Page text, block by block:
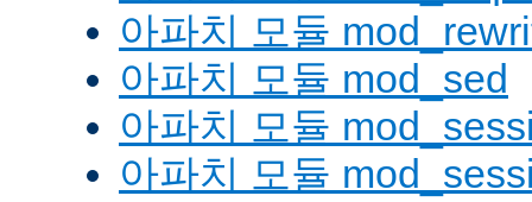
아파치 모듈
아파치 모듈 mod_sed
아파치 모듈
아파치 모듈